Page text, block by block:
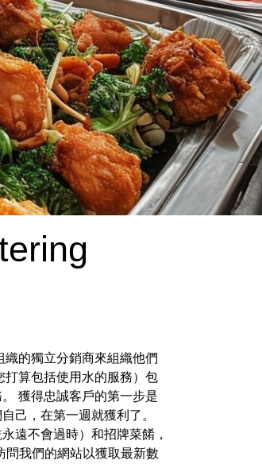
的獨立分銷商來組織他們
打算包括使用水的服務）包
獲得忠誠客戶的第一步是
己，在第一週就獲利了。
遠不會過時）和招牌菜餚，
問我們的網站以獲取最新數